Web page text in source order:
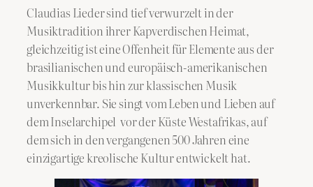
Claudias Lieder sind tief verwurzelt in der
Musiktradition ihrer Kapverdischen Heimat,
gleichzeitig ist eine Offenheit für Elemente aus der
brasilianischen und europäisch-amerikanischen
Musikkultur bis hin zur klassischen Musik
unverkennbar. Sie singt vom Leben und Lieben auf
dem Inselarchipel vor der Küste Westafrikas, auf
dem sich in den vergangenen 500 Jahren eine
einzigartige kreolische Kultur entwickelt hat.